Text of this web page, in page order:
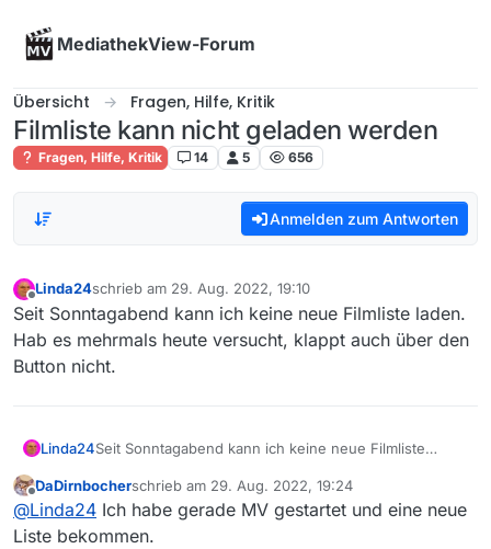
MediathekView-Forum
Übersicht Fragen, Hilfe, Kritik
Filmliste kann nicht geladen werden
Fragen, Hilfe, Kritik 14 5 656
Anmelden zum Antworten
Offline
Linda24schrieb am 29. Aug. 2022, 19:10
zuletzt editiert von
Seit Sonntagabend kann ich keine neue Filmliste laden.
Hab es mehrmals heute versucht, klappt auch über den
Button nicht.
Linda24Seit Sonntagabend kann ich keine neue Filmliste
über den Button nicht.
Offline
DaDirnbocherschrieb am 29. Aug. 2022, 19:24
zuletzt editiert von
@Linda24 Ich habe gerade MV gestartet und eine neue
Liste bekommen.